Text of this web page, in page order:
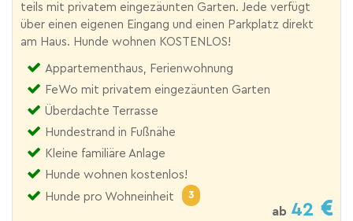
teils mit privatem eingezäunten Garten. Jede verfügt
über einen eigenen Eingang und einen Parkplatz direkt
am Haus. Hunde wohnen KOSTENLOS!
Appartementhaus, Ferienwohnung
FeWo mit privatem eingezäunten Garten
Überdachte Terrasse
Hundestrand in Fußnähe
Kleine familiäre Anlage
Hunde wohnen kostenlos!
Hunde pro Wohneinheit
3
ab 42